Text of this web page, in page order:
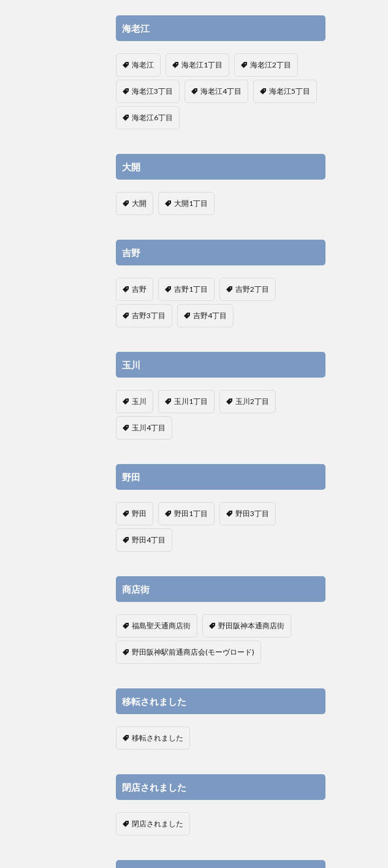
海老江
海老江 海老江1丁目 海老江2丁目
海老江3丁目 海老江4丁目 海老江5丁目
海老江6丁目
大開
大開 大開1丁目
吉野
吉野 吉野1丁目 吉野2丁目
吉野3丁目 吉野4丁目
玉川
玉川 玉川1丁目 玉川2丁目
玉川4丁目
野田
野田 野田1丁目 野田3丁目
野田4丁目
商店街
福島聖天通商店街 野田阪神本通商店街
野田阪神駅前通商店会(モーヴロード)
移転されました
移転されました
閉店されました
閉店されました